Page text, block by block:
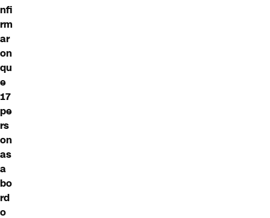
nfi
rm
ar
on
qu
e
17
pe
rs
on
as
a
bo
rd
o